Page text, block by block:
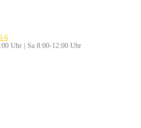
6
Uhr | Sa 8:00-12:00 Uhr